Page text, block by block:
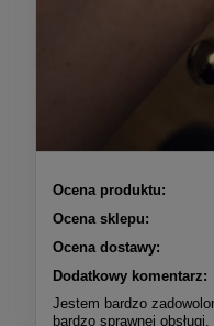
Ocena produktu:
Ocena sklepu:
Ocena dostawy:
Dodatkowy komentarz:
Jestem bardzo
bardzo sprawnej